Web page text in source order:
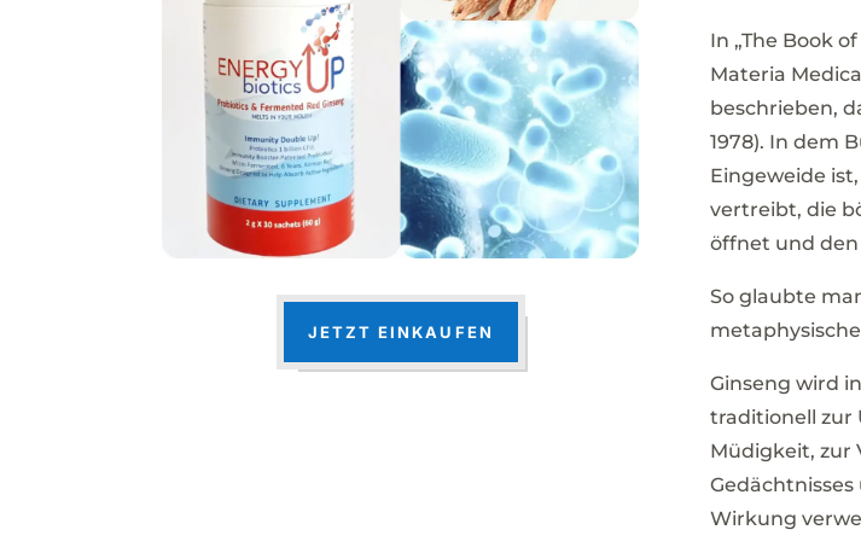
JETZT EINKAUFEN
In „The Book
Materia
beschrieben,
1978). In dem
Eingeweide
vertreibt, die
öffnet und den
So glaubte
Ginseng wird
traditionell zur
Müdigkeit, zur
Wirkung